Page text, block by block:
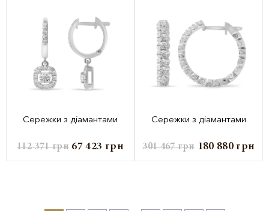
Сережки з діамантами
112 371грн 67 423 грн
Сережки з діамантами
301 467грн 180 880грн